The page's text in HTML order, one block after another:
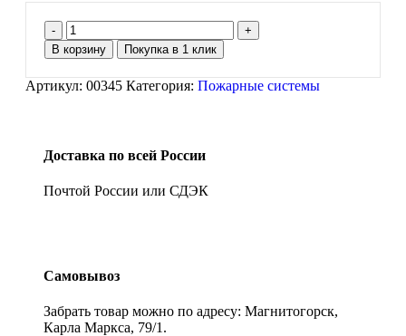
В корзину Покупка в 1 клик
Артикул: 00345 Категория: Пожарные системы
Доставка по всей России
Почтой России или СДЭК
Самовывоз
Забрать товар можно по адресу: Магнитогорск,
Карла Маркса, 79/1.